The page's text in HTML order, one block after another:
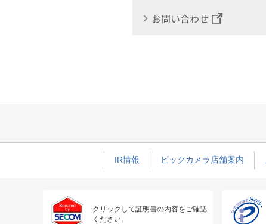
お問い合わせ
IR情報 ビックカメラ店舗案内
クリックして証明書の内容をご確認
ください。